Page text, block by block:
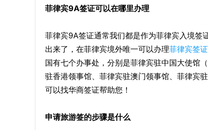
菲律宾9A签证可以在哪里办理
菲律宾9A签证通常我们都是作为菲律宾入境签
出来了，在菲律宾境外唯一可以办理菲律宾签证
国有七个办事处，分别是菲律宾驻中国大使馆
驻香港领事馆、菲律宾驻澳门领事馆、菲律宾
可以找华商签证帮助您！
申请旅游签的步骤是什么